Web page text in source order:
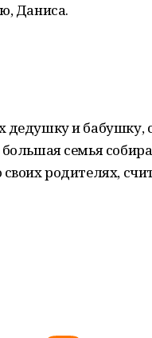
Даниса.
дедушку и бабушку,
семья
родителях,